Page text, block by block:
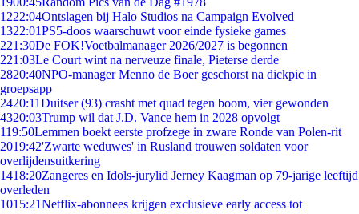
1222:04Ontslagen bij Halo Studios na Campaign Evolved
1322:01PS5-doos waarschuwt voor einde fysieke games
221:30De FOK!Voetbalmanager 2026/2027 is begonnen
221:03Le Court wint na nerveuze finale, Pieterse derde
2820:40NPO-manager Menno de Boer geschorst na dickpic in
groepsapp
2420:11Duitser (93) crasht met quad tegen boom, vier gewonden
4320:03Trump wil dat J.D. Vance hem in 2028 opvolgt
119:50Lemmen boekt eerste profzege in zware Ronde van Polen-rit
2019:42'Zwarte weduwes' in Rusland trouwen soldaten voor
overlijdensuitkering
1418:20Zangeres en Idols-jurylid Jerney Kaagman op 79-jarige leeftijd
overleden
1015:21Netflix-abonnees krijgen exclusieve early access tot